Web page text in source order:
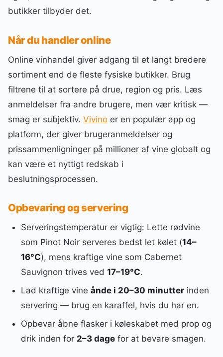
butikker tilbyder det.
Når du handler online
Online vinhandel giver adgang til et langt bredere
sortiment end de fleste fysiske butikker. Brug
filtrene til at sortere på drue, region og pris. Læs
anmeldelser fra andre brugere, men vær kritisk —
smag er subjektiv. Vivino er en populær app og
platform, der giver brugeranmeldelser og
prissammenligninger på millioner af vine globalt og
kan være et nyttigt redskab i
beslutningsprocessen.
Opbevaring og servering
Serveringstemperatur er vigtig: Lette rødvine
som Pinot Noir serveres bedst let kølet (14–
16°C), mens kraftige vine som Cabernet
Sauvignon trives ved 17–19°C.
Lad kraftige vine ånde i 20–30 minutterinden
servering — brug en karaffel, hvis du har en.
Opbevar åbne flasker i køleskabet med prop og
drik inden for 2–3 dagefor at bevare smagen.